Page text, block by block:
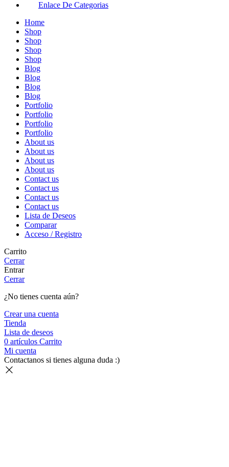
Enlace De Categorias
Home
Shop
Shop
Shop
Shop
Blog
Blog
Blog
Blog
Portfolio
Portfolio
Portfolio
Portfolio
About us
About us
About us
About us
Contact us
Contact us
Contact us
Contact us
Lista de Deseos
Comparar
Acceso / Registro
Carrito
Cerrar
Entrar
Cerrar
¿No tienes cuenta aún?
Crear una cuenta
Tienda
Lista de deseos
0 artículos Carrito
Mi cuenta
Contactanos si tienes alguna duda :)